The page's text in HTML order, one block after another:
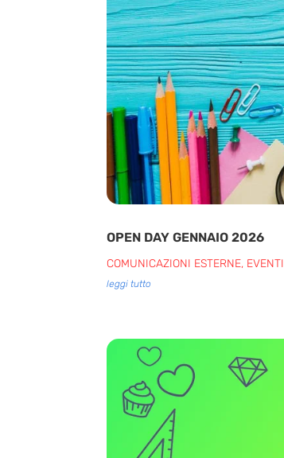
OPEN DAY GENNAIO 2026
COMUNICAZIONI ESTERNE, EVENTI
leggi tutto